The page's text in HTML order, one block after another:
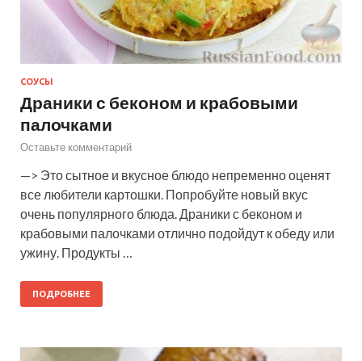
СОУСЫ
Драники с беконом и крабовыми
палочками
Оставьте комментарий
—> Это сытное и вкусное блюдо непременно оценят
все любители картошки. Попробуйте новый вкус
очень популярного блюда. Драники с беконом и
крабовыми палочками отлично подойдут к обеду или
ужину. Продукты …
ПОДРОБНЕЕ